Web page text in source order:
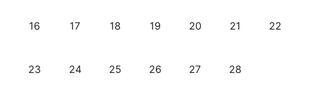
Sin eventos, lunes, 16 febrero
16 Sin eventos, martes, 17 febrero
17 Sin eventos, miércoles, 18 febrero
18 Sin eventos, jueves, 19 febrero
19 Sin eventos, viernes, 20
20 Sin eventos,
21 Sin
22
Sin eventos, lunes, 23 febrero
23 Sin eventos, martes, 24 febrero
24 Sin eventos, miércoles, 25 febrero
25 Sin eventos, jueves, 26 febrero
26 Sin eventos, viernes, 27
27 Sin eventos,
28